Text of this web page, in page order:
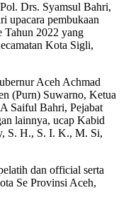
Drs. Syamsul Bahri,
upacara pembukaan
2022 yang
Kota Sigli,
Aceh Achmad
(Purn) Suwarno, Ketua
Saiful Bahri, Pejabat
lainnya, ucap Kabid
S. H., S. I. K., M. Si,
dan official serta
Se Provinsi Aceh,